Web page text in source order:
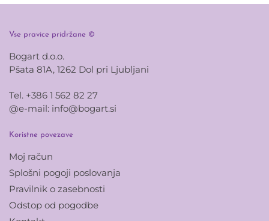
Vse pravice pridržane ©
Bogart d.o.o.
Pšata 81A, 1262 Dol pri Ljubljani
Tel. +386 1 562 82 27
@e-mail: info@bogart.si
Koristne povezave
Moj račun
Splošni pogoji poslovanja
Pravilnik o zasebnosti
Odstop od pogodbe